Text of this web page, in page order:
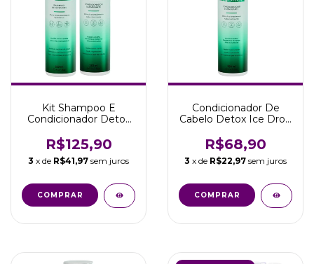
Kit Shampoo E
Condicionador Detox
Belletonn
R$125,90
3 x de R$41,97 sem juros
Condicionador De
Cabelo Detox Ice Drop
R$68,90
3 x de R$22,97 sem juros